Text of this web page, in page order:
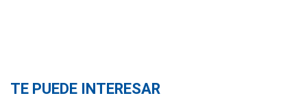
TE PUEDE INTERESAR